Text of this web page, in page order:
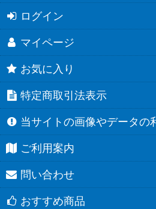
ログイン
マイページ
お気に入り
特定商取引法表示
当サイトの画像やデータの
ご利用案内
問い合わせ
おすすめ商品